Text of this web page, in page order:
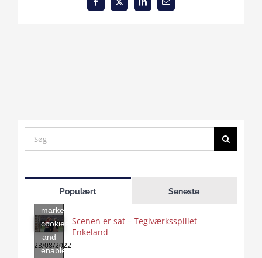
Facebook
X LinkedInEmail
Search
for:
Populært Seneste
accept
marketing
cookies
and
enable
Scenen er sat – Teglværksspillet
Enkeland
23/08/2022
Click
to